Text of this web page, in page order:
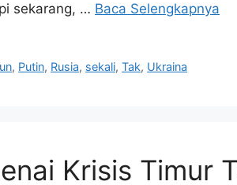
sekarang, … Baca Selengkapnya
, Putin, Rusia, sekali,Tak, Ukraina
Krisis Timur